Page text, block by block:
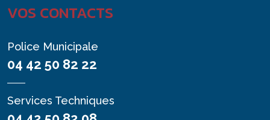
VOS CONTACTS
Police Municipale
04 42 50 82 22
Services Techniques